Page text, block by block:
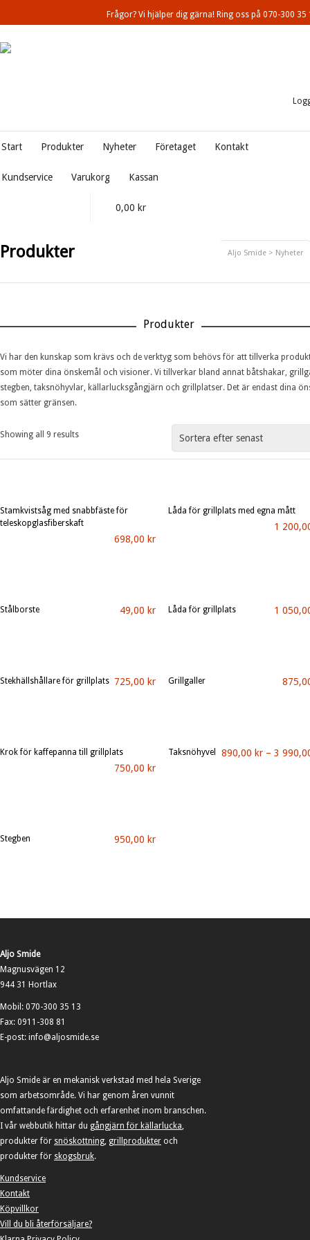
Frågor? Vi hjälper dig gärna! Ring oss på 070-300 35
Start Produkter Nyheter Företaget Kontakt
Kundservice Varukorg Kassan
0,00 kr
Produkter Aljo Smide > Nyheter
Produkter
Vi har den kunskap som krävs och de verktyg som behövs för att tillverka
som möter dina önskemål och visioner. Vi tillverkar bland annat båtshakar,
stegben, taksnöhyvlar, källarlucksgångjärn och grillplatser. Det är endast dina
som sätter gränsen.
Showing all 9 results
Stamkvistsåg med snabbfäste för
teleskopglasfiberskaft
698,00 kr
Låda för grillplats med egna mått
1
Stålborste 49,00 kr Låda för grillplats 1
Stekhällshållare för grillplats 725,00 kr Grillgaller
Krok för kaffepanna till grillplats
750,00 kr
på
Taksnöhyvel 890,00 kr – 3
varianter.
olika
kan
väljas
på
produktsidan
Stegben 950,00 kr
Aljo Smide
Magnusvägen 12
944 31 Hortlax
Mobil: 070-300 35 13
Fax: 0911-308 81
E-post: info@aljosmide.se
Aljo Smide är en mekanisk verkstad med hela Sverige
som arbetsområde. Vi har genom åren vunnit
omfattande färdighet och erfarenhet inom branschen.
I vår webbutik hittar du gångjärn för källarlucka,
produkter för snöskottning, grillprodukter och
produkter för skogsbruk.
Kundservice
Kontakt
Köpvillkor
Vill du bli återförsäljare?